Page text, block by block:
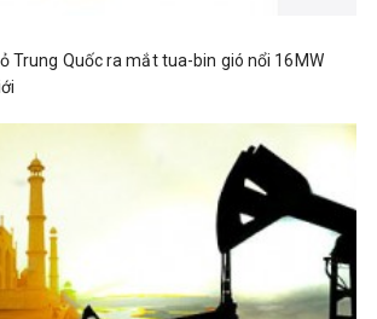
Trung Quốc ra mắt tua-bin gió nổi 16MW